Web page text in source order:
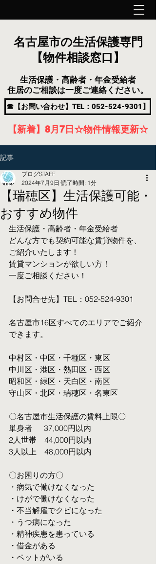
名古屋市の生活保護専門
【物件相談窓口】
生活保護・高齢者・年金受給者
住居のご相談は一度ご連絡ください。
☎【お問い合わせ】TEL：052-524-9301】
【新着】8月7 日 ☆物件情報更新☆
記事
【瑞穂区】生活保護可能・
おすすめ物件
ブログSTAFF
2024年7月9日 読了時間: 1分
生活保護・高齢者・年金受給者
​どんな方でも契約可能な賃貸物件を、
ご紹介いたします！
賃貸マンションが欲しい方！
一度ご相談ください！
【お問合せ先】TEL：052-524-9301
名古屋市16区すべてのエリアでご紹介
できます。
中村区・中区・千種区・東区
中川区・港区・熱田区・西区
昭和区・緑区・天白区・南区
守山区・北区・瑞穂区・名東区
〇名古屋市生活保護の賃料上限〇
単身者  　37,000円以内
2人世帯　44,000円以内
3人以上　48,000円以内
〇お困りの方〇
・病気で働けなくなった
・けがで働けなくなった
・不当解雇でクビになった
・うつ病になった
・精神疾患を患っている
・借金がある
・ペットがいる